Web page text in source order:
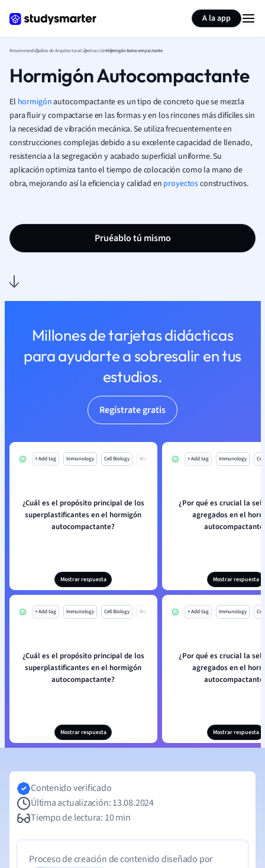
A la app
ResumenesEstudios de ArquitecturaConstrucciónHormigón Autocompactante
Hormigón Autocompactante
El hormigónautocompactante es un tipo de concreto que se mezcla
para fluir y compactarse en las formas y en los rincones más difíciles sin
la necesidad de vibración mecánica. Se utiliza frecuentemente en
construcciones complejas debido a su excelente capacidad de llenado,
resistencia a la segregación y acabado superficial uniforme. Su
aplicación optimiza tanto el tiempo de colocación como la mano de
obra, mejorando así la eficiencia y calidad en proyectosconstructivos.
Pruéablo tú mismo
Millones de tarjetas didácticas
para ayudarte a sobresalir en tus
estudios.
Regístrate gratis
+ Add tag Immunology Cell Biology Mo
¿Cuál es el propósito principal de los
superplastificantes en el hormigón
autocompactante?
Mostrar respuesta
+ Add tag Immunology
¿Por qué es crucial la
agregados en el
Mostrar respuesta
+ Add tag Immunology Cell Biology Mo
¿Cuál es el propósito principal de los
superplastificantes en el hormigón
autocompactante?
Mostrar respuesta
+ Add tag Immunology
¿Por qué es crucial la
agregados en el
Mostrar respuesta
Resumir página
Contenido verificado
Última actualización: 13.08.2024
Tiempo de lectura: 10 min
Proceso de creación de contenido diseñado por